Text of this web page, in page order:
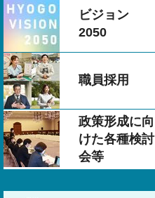
ビジョン
2050
職員採用
政策形成に向
けた各種検討
会等